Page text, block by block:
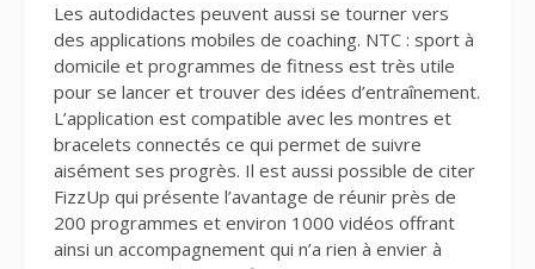
Les autodidactes peuvent aussi se tourner vers
des applications mobiles de coaching. NTC : sport à
domicile et programmes de fitness est très utile
pour se lancer et trouver des idées d’entraînement.
L’application est compatible avec les montres et
bracelets connectés ce qui permet de suivre
aisément ses progrès. Il est aussi possible de citer
FizzUp qui présente l’avantage de réunir près de
200 programmes et environ 1000 vidéos offrant
ainsi un accompagnement qui n’a rien à envier à